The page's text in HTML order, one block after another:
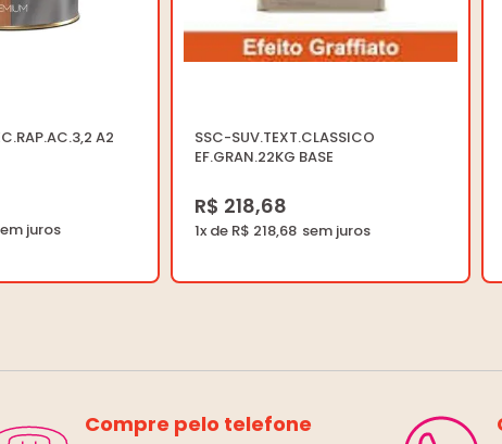
SSC-SUV.ESM.SEC.RAP.AC.3,2 A2
SSC-SUV.TEXT.CLASSICO
EF.GRAN.22KG BASE
R$ 218,68
1x de R$ 218,68
Compre pelo telefone